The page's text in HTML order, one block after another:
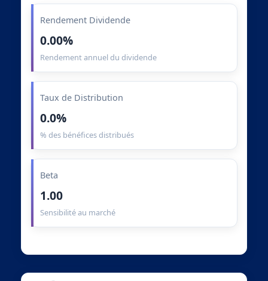
Rendement Dividende
0.00%
Rendement annuel du dividende
Taux de Distribution
0.0%
% des bénéfices distribués
Beta
1.00
Sensibilité au marché